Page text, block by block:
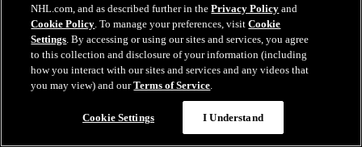
1:14
Wallstedt, Wild rumbo a la Segunda Ronda
Minnesota eliminó a Dallas luego de seis grandes juegos
NHL.com, and as described further in thePrivacy Policy and
Cookie Policy. To manage your preferences, visitCookie
Settings. By accessing or using our sites and services, you agree
to this collection and disclosure of your information (including
how you interact with our sites and services and any videos that
you may view) and ourTerms of Service.
Cookie Settings I Understand